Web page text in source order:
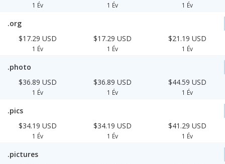
1 Év 1 Év 1 Év
.org
$17.29 USD
1 Év
$17.29 USD
1 Év
$21.19 USD
1 Év
.photo
$36.89 USD
1 Év
$36.89 USD
1 Év
$44.59 USD
1 Év
.pics
$34.19 USD
1 Év
$34.19 USD
1 Év
$41.29 USD
1 Év
.pictures